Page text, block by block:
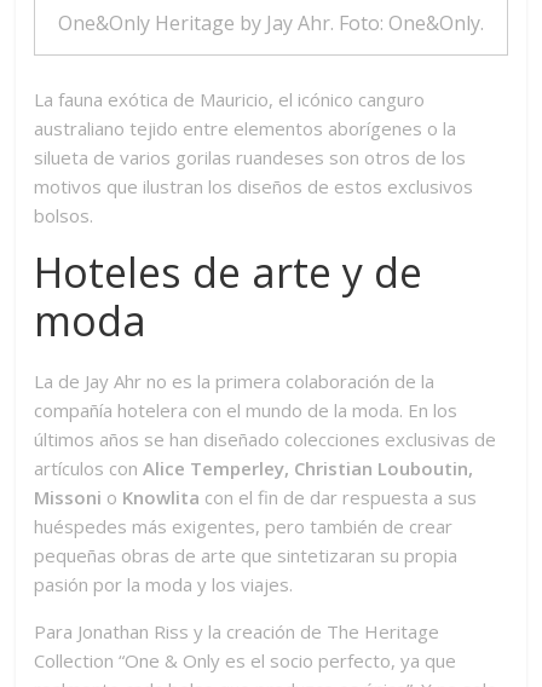
One&Only Heritage by Jay Ahr. Foto: One&Only.
La fauna exótica de Mauricio, el icónico canguro
australiano tejido entre elementos aborígenes o la
silueta de varios gorilas ruandeses son otros de los
motivos que ilustran los diseños de estos exclusivos
bolsos.
Hoteles de arte y de
moda
La de Jay Ahr no es la primera colaboración de la
compañía hotelera con el mundo de la moda. En los
últimos años se han diseñado colecciones exclusivas de
artículos conAlice Temperley, Christian Louboutin,
Missoni o Knowlita con el fin de dar respuesta a sus
huéspedes más exigentes, pero también de crear
pequeñas obras de arte que sintetizaran su propia
pasión por la moda y los viajes.
Para Jonathan Riss y la creación de The Heritage
Collection “One & Only es el socio perfecto, ya que